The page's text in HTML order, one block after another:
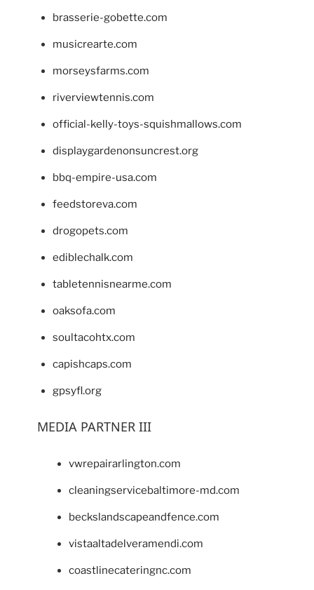
brasserie-gobette.com
musicrearte.com
morseysfarms.com
riverviewtennis.com
official-kelly-toys-squishmallows.com
displaygardenonsuncrest.org
bbq-empire-usa.com
feedstoreva.com
drogopets.com
ediblechalk.com
tabletennisnearme.com
oaksofa.com
soultacohtx.com
capishcaps.com
gpsyfl.org
MEDIA PARTNER III
vwrepairarlington.com
cleaningservicebaltimore-md.com
beckslandscapeandfence.com
vistaaltadelveramendi.com
coastlinecateringnc.com